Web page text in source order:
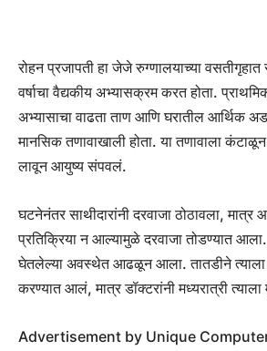
रोहन प्रजापती हा जेजे रुग्णालयाच्या वसतीगृहात
वर्षाचा वैद्यकीय अभ्यासक्रम करत होता.
अभ्यासाचा वाढता ताण आणि घरातील आर्थिक
मानसिक तणावाखाली होता. या तणावाला
लावून आयुष्य संपवलं.
घटनेनंतर साथीदारांनी दरवाजा ठोठावला, मात्र
प्रतिक्रिया न आल्यामुळे दरवाजा तोडण्यात
घेतलेल्या अवस्थेत आढळून आला. तातडीने
करण्यात आलं, मात्र डॉक्टरांनी मध्यरात्री
Advertisement by Unique